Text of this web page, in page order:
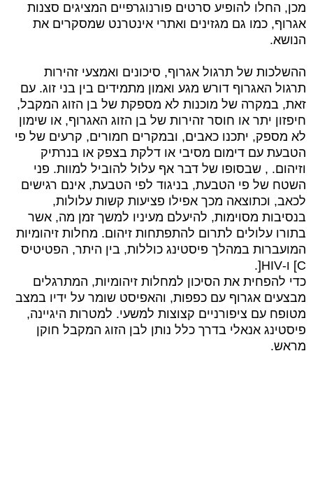
מכן, החלו להופיע סרטים פורנוגרפיים המציגים סצנות
אגרוף, כמו גם מגזינים ואתרי אינטרנט שמסקרים את
הנושא.
ההשלכות של תרגול אגרוף, סיכונים ואמצעי זהירות
תרגול האגרוף דורש מגע ואמון מתמידים בין בני זוג. עם
זאת, במקרה של מוכנות לא מספקת של בן הזוג המקבל,
חיפזון יתר או חוסר זהירות של בן הזוג האגרוף, או שימון
לא מספק, יתכנו כאבים, ובמקרים חמורים, קרעים של פי
הטבעת עם דימום מסיבי או דלקת בצפק או בנרתיק
וזיהום. , שבסופו של דבר אף עלול להוביל למוות. פני
השטח של פי הטבעת, בניגוד לפי הטבעת, אינם רגישים
לכאב, וכתוצאה מכך אפילו פציעות קשות עלולות,
בנסיבות מסוימות, להיעלם מעיניו למשך זמן מה, אשר
בתורו עלולים לתרום להתפתחות זיהום. מחלות זיהומיות
המועברות במהלך פיסטינג כוללות, בין היתר, הפטיטיס
C] ו-HIV[.
כדי להפחית את הסיכון למחלות זיהומיות, המתרגלים
מבצעים אגרוף עם כפפות, והאפיסט שומר על ידיו במצב
מטופח עם ציפורניים קצוצות למשעי. למטרות היגיינה,
פיסטינג אנאלי בדרך כלל נותן לבן הזוג המקבל חוקן
מראש.